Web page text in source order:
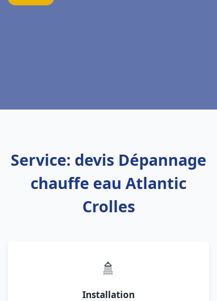
Service: devis Dépannage
chauffe eau Atlantic
Crolles
🚿
Installation